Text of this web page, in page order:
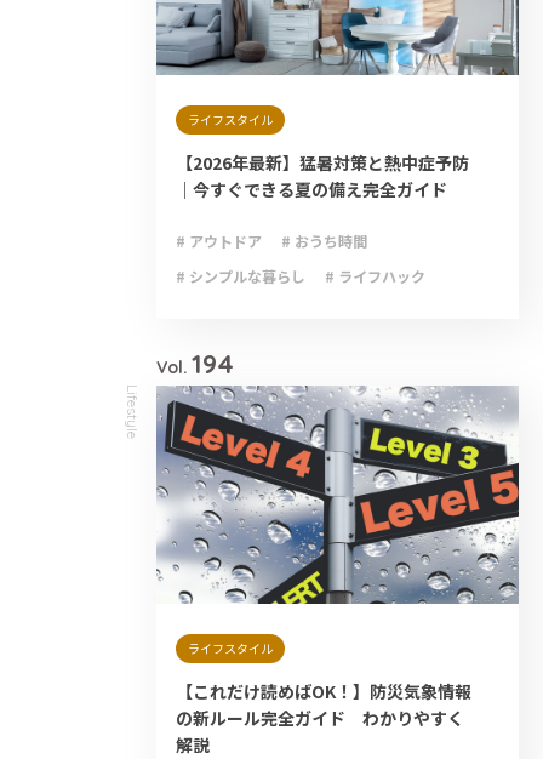
ライフスタイル
【2026年最新】猛暑対策と熱中症予防
｜今すぐできる夏の備え完全ガイド
# アウトドア
# おうち時間
# シンプルな暮らし
# ライフハック
Lifestyle
Vol. 194
ライフスタイル
【これだけ読めばOK！】防災気象情報
の新ルール完全ガイド わかりやすく
解説